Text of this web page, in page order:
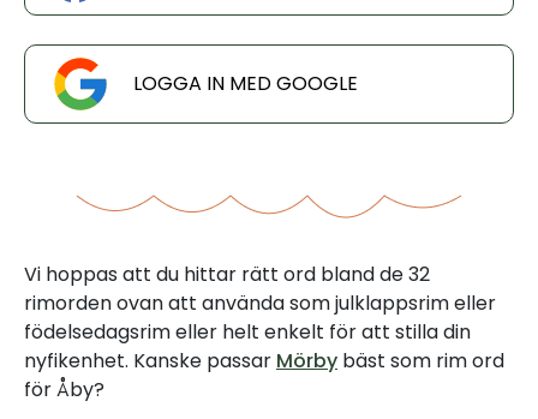
LOGGA IN MED GOOGLE
Vi hoppas att du hittar rätt ord bland de 32
rimorden ovan att använda som julklappsrim eller
födelsedagsrim eller helt enkelt för att stilla din
nyfikenhet. Kanske passar Mörby bäst som rim ord
för Åby?